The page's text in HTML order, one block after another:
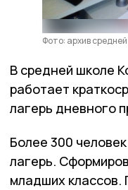
Фото: архив
В средней школе
работает
лагерь дневного
Более 300
лагерь.
младших классов.